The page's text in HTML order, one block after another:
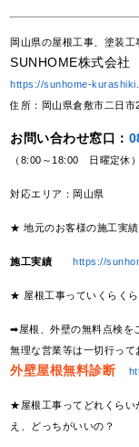
岡山県の屋根工事、塗装工
SUNHOME株式会社
https://sunhome-
住所：岡山県倉敷市二日市
お問い合わせ窓口：
（8:00～18:00 日曜定休）
対応エリア：岡山県
★ 地元のお客様の施工実績
施工実績 https://
★ 屋根工事っていくらく
➡屋根、外壁の無料点検を
無理な営業等は一切行って
外壁屋根無料診断
★屋根工事ってどれくらい
え、どっちがいいの？